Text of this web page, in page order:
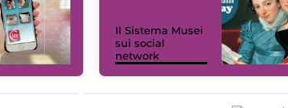
Il Sistema Musei
sui social
network